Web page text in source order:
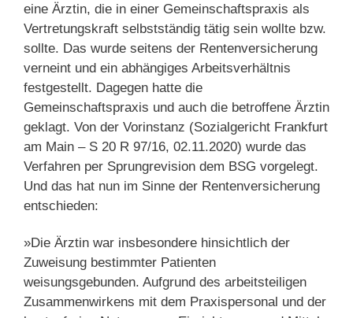
eine Ärztin, die in einer Gemeinschaftspraxis als
Vertretungskraft selbstständig tätig sein wollte bzw.
sollte. Das wurde seitens der Rentenversicherung
verneint und ein abhängiges Arbeitsverhältnis
festgestellt. Dagegen hatte die
Gemeinschaftspraxis und auch die betroffene Ärztin
geklagt. Von der Vorinstanz (Sozialgericht Frankfurt
am Main – S 20 R 97/16, 02.11.2020) wurde das
Verfahren per Sprungrevision dem BSG vorgelegt.
Und das hat nun im Sinne der Rentenversicherung
entschieden:
»Die Ärztin war insbesondere hinsichtlich der
Zuweisung bestimmter Patienten
weisungsgebunden. Aufgrund des arbeitsteiligen
Zusammenwirkens mit dem Praxispersonal und der